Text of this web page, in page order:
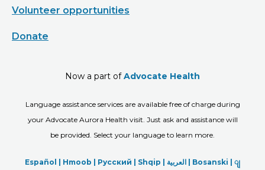
Volunteer opportunities
Donate
Now a part ofAdvocate Health
Language assistance services are available free of charge during
your Advocate Aurora Health visit. Just ask and assistance will
be provided. Select your language to learn more.
Español | Hmoob Русский Shqip العربیة Bosanski
ျ